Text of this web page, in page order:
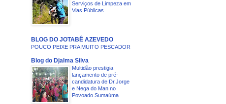
Serviços de Limpeza em
Vias Públicas
BLOG DO JOTABÊ AZEVEDO
POUCO PEIXE PRA MUITO PESCADOR
Blog do Djalma Silva
Multidão prestigia
lançamento de pré-
candidatura de Dr.Jorge
e Nega do Man no
Povoado Sumaúma